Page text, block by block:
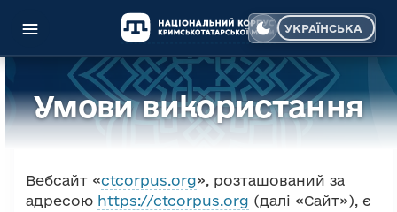
Виберіть свою
УКРАЇНСЬКА
Умови використання
Вебсайт «ctcorpus.org», розташований за
адресою https://ctcorpus.org (далі «Сайт»), є